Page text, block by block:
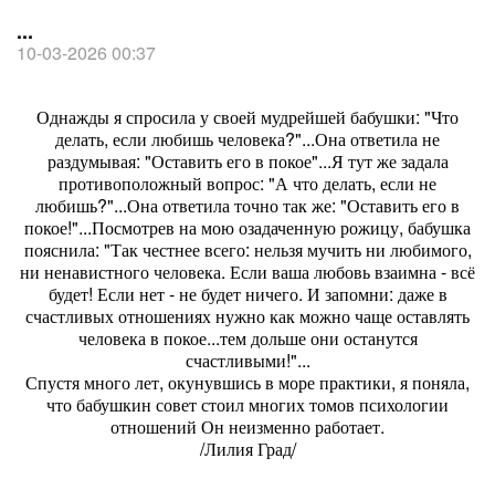
...
10-03-2026 00:37
Однажды я спросила у своей мудрейшей бабушки: "Что
делать, если любишь человека?"...Она ответила не
раздумывая: "Оставить его в покое"...Я тут же задала
противоположный вопрос: "А что делать, если не
любишь?"...Она ответила точно так же: "Оставить его в
покое!"...Посмотрев на мою озадаченную рожицу, бабушка
пояснила: "Так честнее всего: нельзя мучить ни любимого,
ни ненавистного человека. Если ваша любовь взаимна - всё
будет! Если нет - не будет ничего. И запомни: даже в
счастливых отношениях нужно как можно чаще оставлять
человека в покое...тем дольше они останутся
счастливыми!"...
Спустя много лет, окунувшись в море практики, я поняла,
что бабушкин совет стоил многих томов психологии
отношений Он неизменно работает.
/Лилия Град/